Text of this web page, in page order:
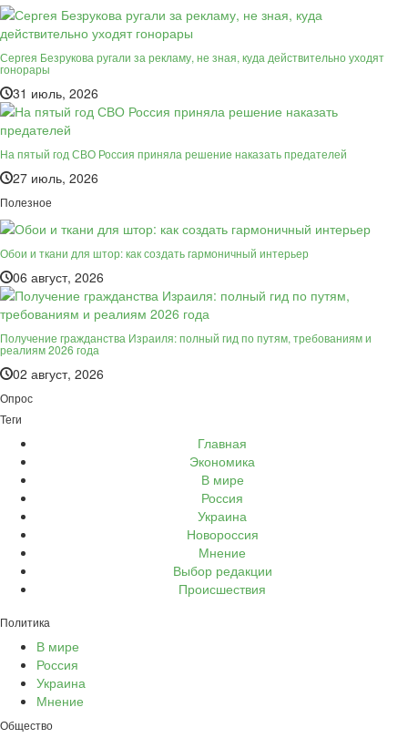
Сергея Безрукова ругали за рекламу, не зная, куда действительно уходят
гонорары
31 июль, 2026
На пятый год СВО Россия приняла решение наказать предателей
27 июль, 2026
Полезное
Обои и ткани для штор: как создать гармоничный интерьер
06 август, 2026
Получение гражданства Израиля: полный гид по путям, требованиям и
реалиям 2026 года
02 август, 2026
Опрос
Теги
Главная
Экономика
В мире
Россия
Украина
Новороссия
Мнение
Выбор редакции
Происшествия
Политика
В мире
Россия
Украина
Мнение
Общество